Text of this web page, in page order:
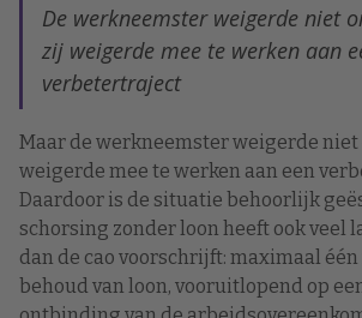
De werkneemster weigerde niet
zij weigerde mee te werken aan
verbetertraject
Maar de werkneemster weigerde niet
weigerde mee te werken aan een
Daardoor is de situatie behoorlijk
schorsing zonder loon heeft ook veel
dan de cao voorschrijft: maximaal
behoud van loon, vooruitlopend op